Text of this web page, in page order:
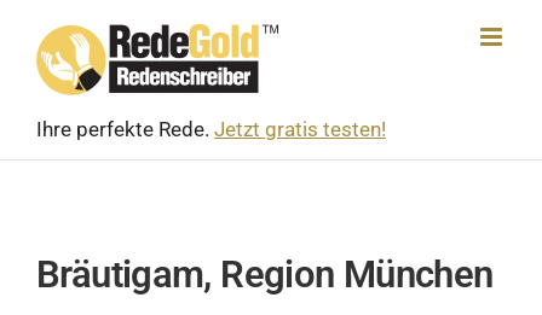
content
Ihre perfekte Rede. Jetzt gratis testen!
Bräutigam, Region München